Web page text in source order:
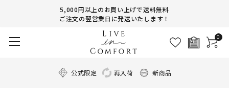
5,000円以上のお買い上げで送料無料
ご注文の翌営業日に発送いたします！
0
公式限定 再入荷 新商品